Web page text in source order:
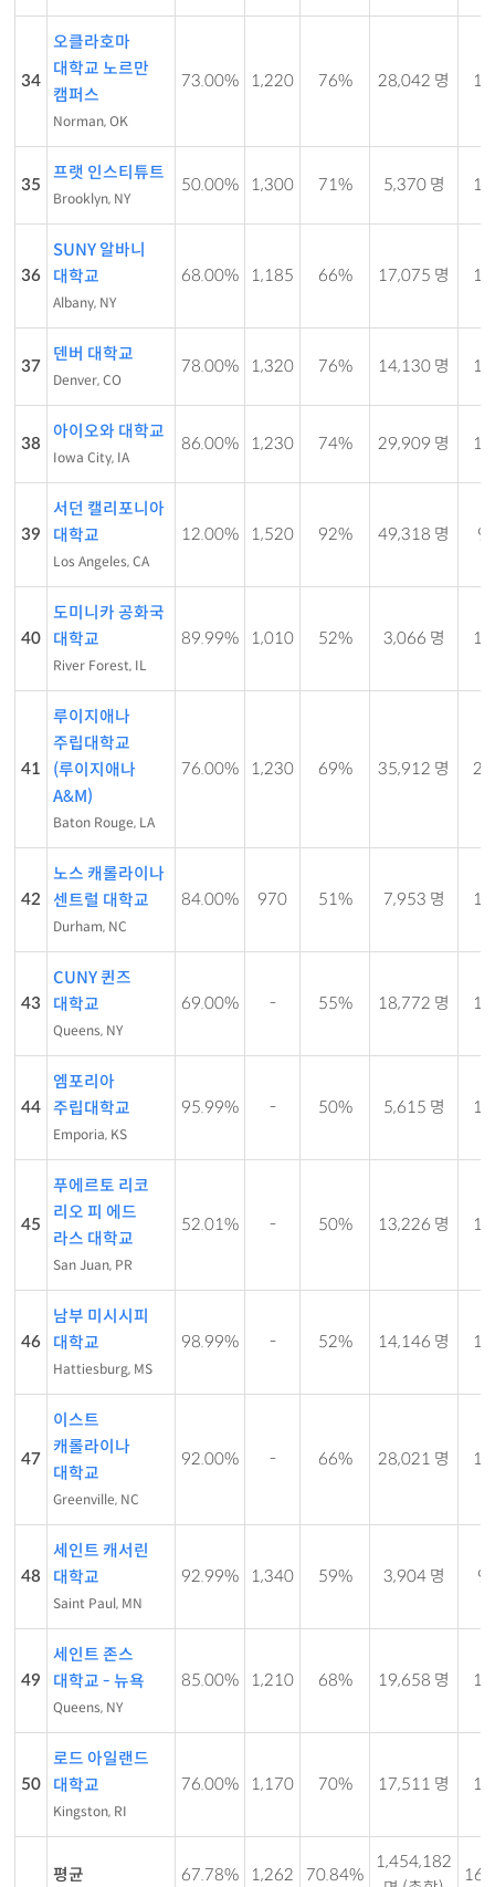
34
오클라호마
대학교 노르만
캠퍼스
Norman, OK
73.00% 1,220 76% 28,042 명 17
35
프랫 인스티튜트
Brooklyn, NY
50.00% 1,300 71% 5,370 명 10
36
SUNY 알바니
대학교
Albany, NY
68.00% 1,185 66% 17,075 명 18
37
덴버 대학교
Denver, CO
78.00% 1,320 76% 14,130 명 10
38
아이오와 대학교
Iowa City, IA
86.00% 1,230 74% 29,909 명 15
39
서던 캘리포니아
대학교
Los Angeles, CA
12.00% 1,520 92% 49,318 명 9
40
도미니카 공화국
대학교
River Forest, IL
89.99% 1,010 52% 3,066 명 10
41
루이지애나
주립대학교
(루이지애나
A&M)
Baton Rouge, LA
76.00% 1,230 69% 35,912 명 22
42
노스 캐롤라이나
센트럴 대학교
Durham, NC
84.00% 970 51% 7,953 명 15
43
CUNY 퀸즈
대학교
Queens, NY
69.00% - 55% 18,772 명 16
44
엠포리아
주립대학교
Emporia, KS
95.99% - 50% 5,615 명 17
45
푸에르토 리코
리오 피 에드
라스 대학교
San Juan, PR
52.01% - 50% 13,226 명 13
46
남부 미시시피
대학교
Hattiesburg, MS
98.99% - 52% 14,146 명 16
47
이스트
캐롤라이나
대학교
Greenville, NC
92.00% - 66% 28,021 명 18
48
세인트 캐서린
대학교
Saint Paul, MN
92.99% 1,340 59% 3,904 명 9
49
세인트 존스
대학교 - 뉴욕
Queens, NY
85.00% 1,210 68% 19,658 명 16
50
로드 아일랜드
대학교
Kingston, RI
76.00% 1,170 70% 17,511 명 17
평균 67.78% 1,262 70.84%
1,454,182